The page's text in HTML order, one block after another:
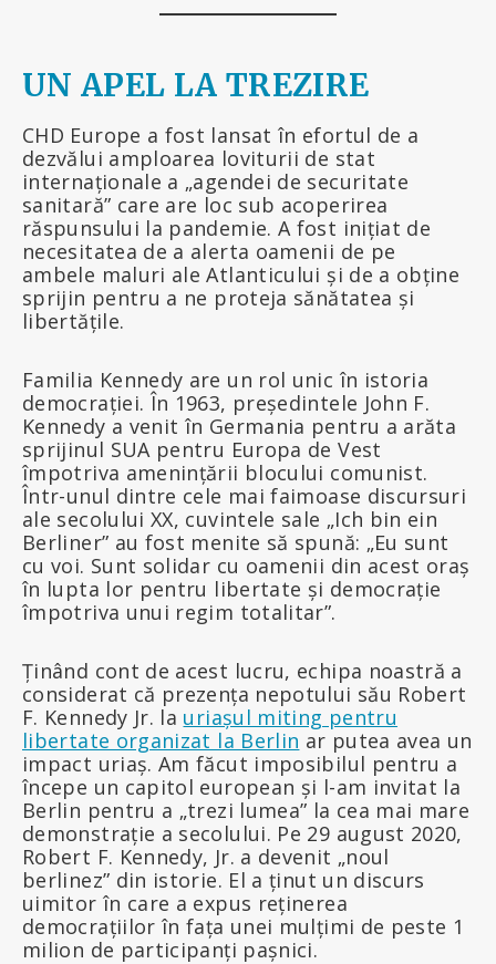
UN APEL LA TREZIRE
CHD Europe a fost lansat în efortul de a
dezvălui amploarea loviturii de stat
internaționale a „agendei de securitate
sanitară” care are loc sub acoperirea
răspunsului la pandemie. A fost inițiat de
necesitatea de a alerta oamenii de pe
ambele maluri ale Atlanticului și de a obține
sprijin pentru a ne proteja sănătatea și
libertățile.
Familia Kennedy are un rol unic în istoria
democrației. În 1963, președintele John F.
Kennedy a venit în Germania pentru a arăta
sprijinul SUA pentru Europa de Vest
împotriva amenințării blocului comunist.
Într-unul dintre cele mai faimoase discursuri
ale secolului XX, cuvintele sale „Ich bin ein
Berliner” au fost menite să spună: „Eu sunt
cu voi. Sunt solidar cu oamenii din acest oraș
în lupta lor pentru libertate și democrație
împotriva unui regim totalitar”.
Ținând cont de acest lucru, echipa noastră a
considerat că prezența nepotului său Robert
F. Kennedy Jr. la uriașul miting pentru
libertate organizat la Berlin ar putea avea un
impact uriaș. Am făcut imposibilul pentru a
începe un capitol european și l-am invitat la
Berlin pentru a „trezi lumea” la cea mai mare
demonstrație a secolului. Pe 29 august 2020,
Robert F. Kennedy, Jr. a devenit „noul
berlinez” din istorie. El a ținut un discurs
uimitor în care a expus reținerea
democrațiilor în fața unei mulțimi de peste 1
milion de participanți pașnici.